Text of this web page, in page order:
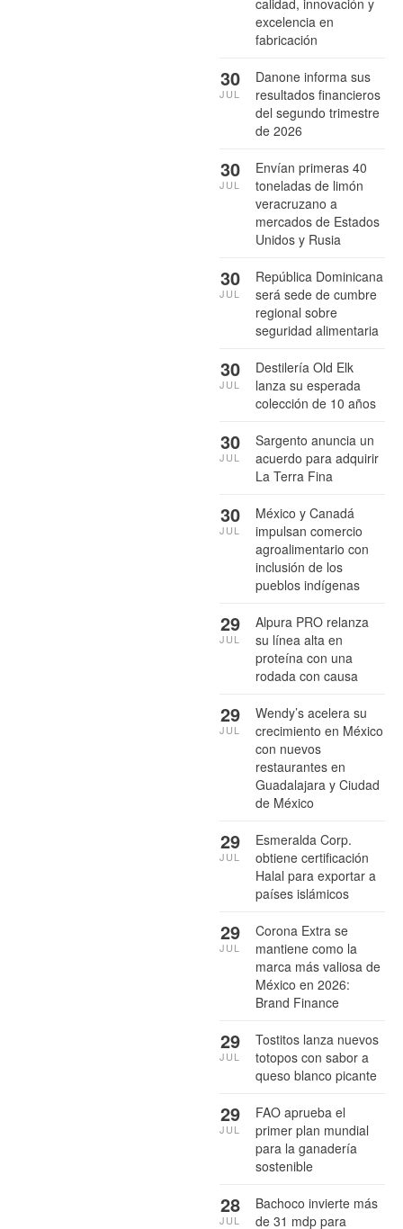
calidad, innovación y
excelencia en
fabricación
Danone informa sus
resultados financieros
del segundo trimestre
de 2026
30
JUL
Envían primeras 40
toneladas de limón
veracruzano a
mercados de Estados
Unidos y Rusia
30
JUL
República Dominicana
será sede de cumbre
regional sobre
seguridad alimentaria
30
JUL
Destilería Old Elk
lanza su esperada
colección de 10 años
30
JUL
Sargento anuncia un
acuerdo para adquirir
La Terra Fina
30
JUL
México y Canadá
impulsan comercio
agroalimentario con
inclusión de los
pueblos indígenas
30
JUL
Alpura PRO relanza
su línea alta en
proteína con una
rodada con causa
29
JUL
Wendy’s acelera su
crecimiento en México
con nuevos
restaurantes en
Guadalajara y Ciudad
de México
29
JUL
Esmeralda Corp.
obtiene certificación
Halal para exportar a
países islámicos
29
JUL
Corona Extra se
mantiene como la
marca más valiosa de
México en 2026:
Brand Finance
29
JUL
Tostitos lanza nuevos
totopos con sabor a
queso blanco picante
29
JUL
FAO aprueba el
primer plan mundial
para la ganadería
sostenible
29
JUL
Bachoco invierte más
de 31 mdp para
28
JUL